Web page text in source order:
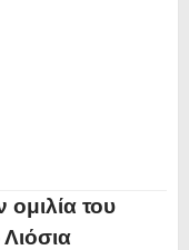
του